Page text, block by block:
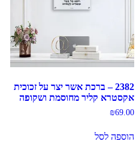
2382 – ברכת אשר יצר על זכוכית
אקסטרא קליר מחוסמת ושקופה
₪69.00
הוספה לסל